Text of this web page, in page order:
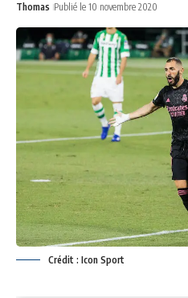
Thomas Publié le 10 novembre 2020
Crédit : Icon Sport